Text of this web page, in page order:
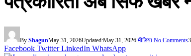
By ShagunMay 31, 2026Updated:May 31, 2026 मीडिया No Comments
Facebook Twitter LinkedIn WhatsApp